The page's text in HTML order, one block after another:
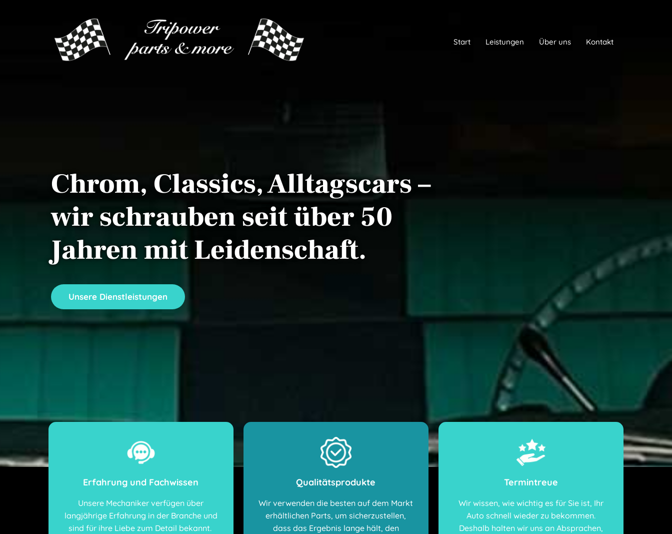
Start Leistungen Über uns Kontakt
Chrom, Classics, Alltagscars –
wir schrauben seit über 50
Jahren mit Leidenschaft.
Unsere Dienstleistungen
Erfahrung und Fachwissen
Unsere Mechaniker verfügen über
langjährige Erfahrung in der Branche und
sind für ihre Liebe zum Detail bekannt.
Qualitätsprodukte
Wir verwenden die besten auf dem Markt
erhältlichen Parts, um sicherzustellen,
dass das Ergebnis lange hält, den
Termintreue
Wir wissen, wie wichtig es für Sie ist, Ihr
Auto schnell wieder zu bekommen.
Deshalb halten wir uns an Absprachen,